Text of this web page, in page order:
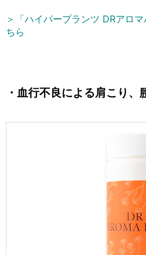
＞「ハイパープランツ DRアロ
ちら
・血行不良による肩こり、